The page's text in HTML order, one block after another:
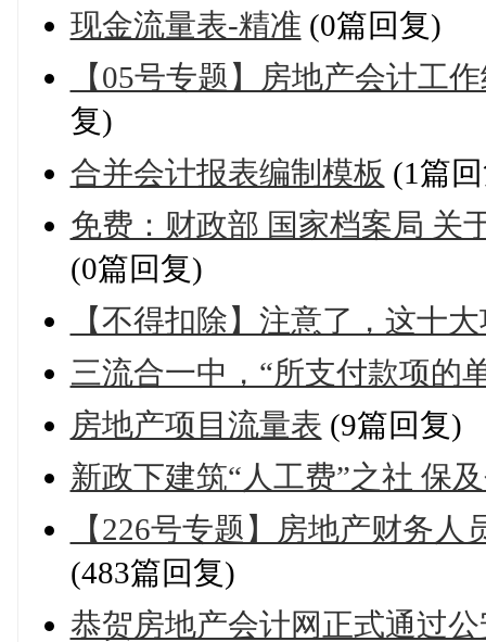
现金流量表-精准 (0篇回复)
【05号专题】房地产会计工
复)
合并会计报表编制模板 (1篇
免费：财政部 国家档案局 关
(0篇回复)
【不得扣除】注意了，这十
三流合一中，“所支付款项的
房地产项目流量表 (9篇回复)
新政下建筑“人工费”之社 保
【226号专题】房地产财务
(483篇回复)
恭贺房地产会计网正式通过